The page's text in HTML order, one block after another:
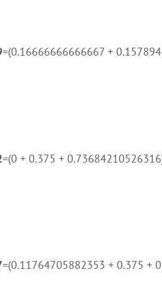
=(0.16666666666667 +
=(0 + 0.375 +
=(0.11764705882353 + 0.375 +